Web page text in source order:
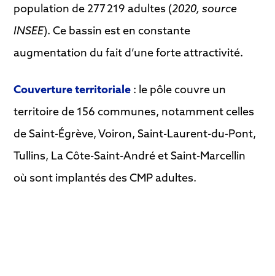
population de 277 219 adultes (2020, source
INSEE). Ce bassin est en constante
augmentation du fait d’une forte attractivité.
Couverture territoriale : le pôle couvre un
territoire de 156 communes, notamment celles
de Saint-Égrève, Voiron, Saint-Laurent-du-Pont,
Tullins, La Côte-Saint-André et Saint-Marcellin
où sont implantés des CMP adultes.